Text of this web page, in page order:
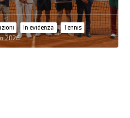
In evidenza
Tennis
2026